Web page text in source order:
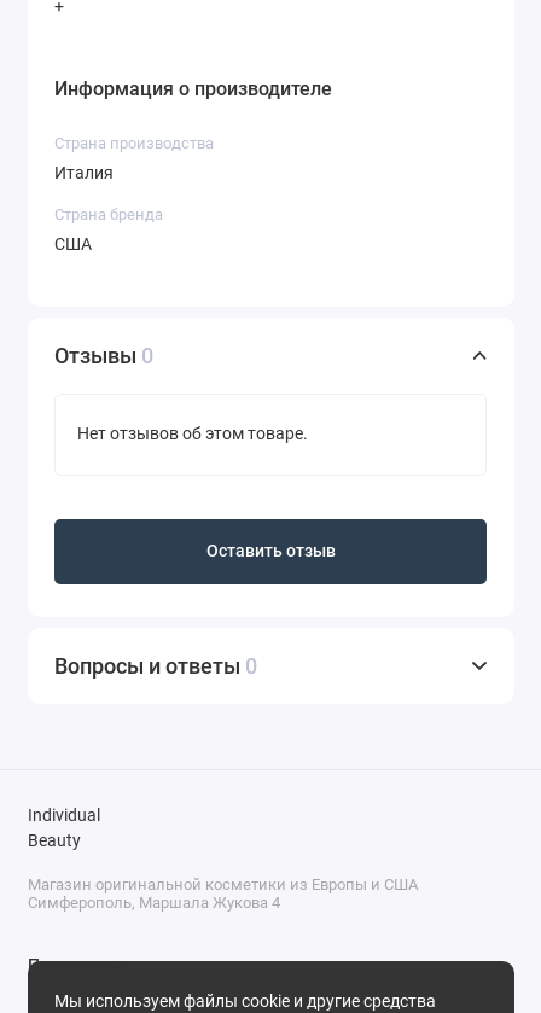
+
Информация о производителе
Страна производства
Италия
Страна бренда
США
Отзывы 0
Нет отзывов об этом товаре.
Оставить отзыв
Вопросы и ответы 0
Мы используем файлы cookie и другие средства
Individual
Beauty
Магазин оригинальной косметики из Европы и США
Симферополь, Маршала Жукова 4
Поддержка
+7 (978) 586-46-46